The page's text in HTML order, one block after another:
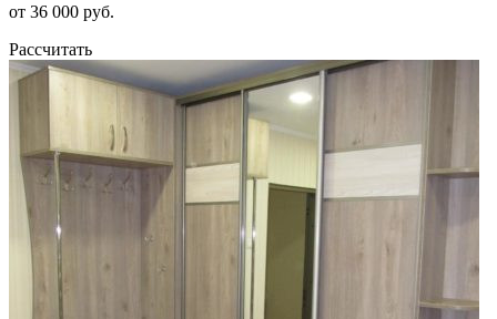
от 36 000 руб.
Рассчитать